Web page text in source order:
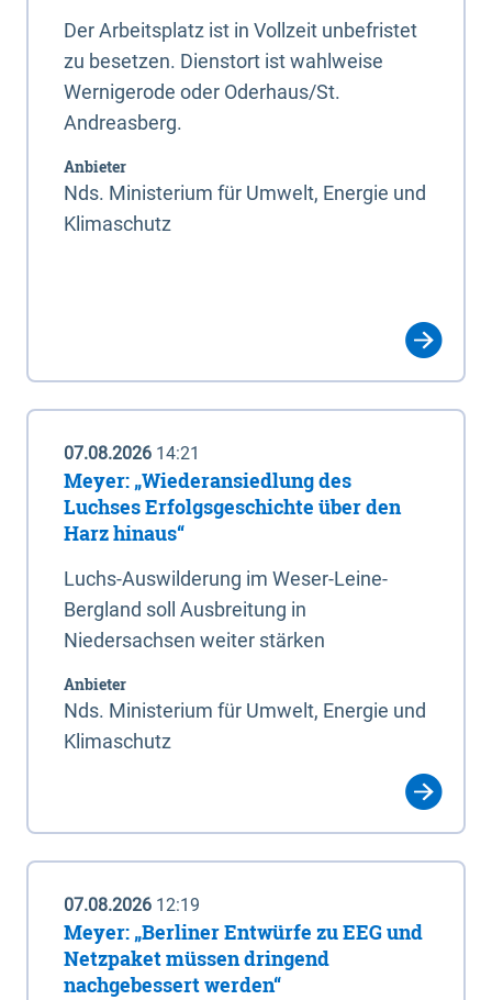
Der Arbeitsplatz ist in Vollzeit unbefristet
zu besetzen. Dienstort ist wahlweise
Wernigerode oder Oderhaus/St.
Andreasberg.
Anbieter
Nds. Ministerium für Umwelt, Energie und
Klimaschutz
07.08.2026 14:21
Meyer: „Wiederansiedlung des
Luchses Erfolgsgeschichte über den
Harz hinaus“
Luchs-Auswilderung im Weser-Leine-
Bergland soll Ausbreitung in
Niedersachsen weiter stärken
Anbieter
Nds. Ministerium für Umwelt, Energie und
Klimaschutz
07.08.2026 12:19
Meyer: „Berliner Entwürfe zu EEG und
Netzpaket müssen dringend
nachgebessert werden“